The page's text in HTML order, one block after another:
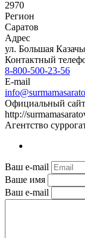
2970
Регион
Саратов
Адрес
ул. Большая
Контактный
8-800-500-23-56
E-mail
Официальный сайт
http://
Агентство
Ваш e-mail
Ваше имя
Ваш e-mail